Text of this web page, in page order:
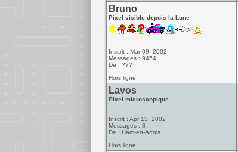
Bruno
Pixel visible depuis la Lune
Inscrit : Mar 09, 2002
Messages : 9454
De : ???
Hors ligne
Lavos
Pixel microscopique
Inscrit : Apr 13, 2002
Messages : 8
De : Ham-en-Artois
Hors ligne